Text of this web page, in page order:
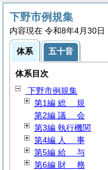
下野市例規集
内容現在 令和8年4月30日
体系 五十音
体系目次
下野市例規集
第1編 総 規
第2編 議 会
第3編 執行機関
第4編 人 事
第5編 給 与
第6編 財 務